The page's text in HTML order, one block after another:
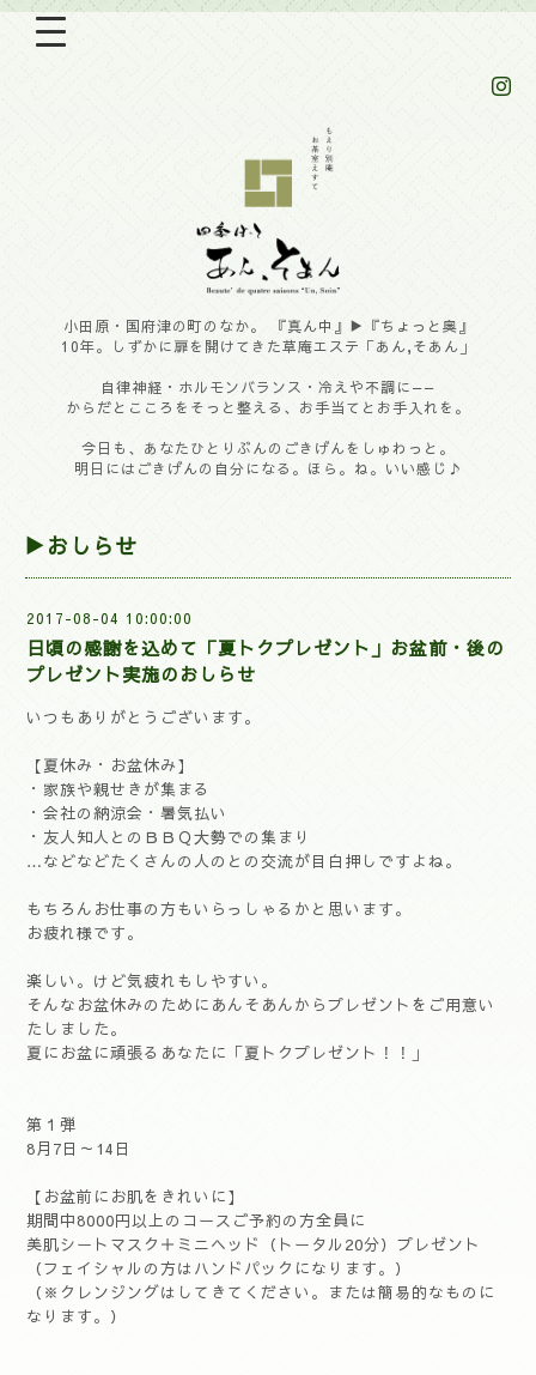
小田原・国府津の町のなか。 『真ん中』▶︎『ちょっと奥』
10年。しずかに扉を開けてきた草庵エステ「あん,そあん」
自律神経・ホルモンバランス・冷えや不調に——
からだとこころをそっと整える、お手当てとお手入れを。
今日も、あなたひとりぶんのごきげんをしゅわっと。
明日にはごきげんの自分になる。ほら。ね。いい感じ♪
▶おしらせ
2017-08-04 10:00:00
日頃の感謝を込めて「夏トクプレゼント」お盆前・後の
プレゼント実施のおしらせ
いつもありがとうございます。
【夏休み・お盆休み】
・家族や親せきが集まる
・会社の納涼会・暑気払い
・友人知人とのＢＢＱ大勢での集まり
…などなどたくさんの人のとの交流が目白押しですよね。
もちろんお仕事の方もいらっしゃるかと思います。
お疲れ様です。
楽しい。けど気疲れもしやすい。
そんなお盆休みのためにあんそあんからプレゼントをご用意い
たしました。
夏にお盆に頑張るあなたに「夏トクプレゼント！！」
第１弾
8月7日～14日
【お盆前にお肌をきれいに】
期間中8000円以上のコースご予約の方全員に
美肌シートマスク＋ミニヘッド（トータル20分）プレゼント
（フェイシャルの方はハンドパックになります。）
（※クレンジングはしてきてください。または簡易的なものに
なります。）